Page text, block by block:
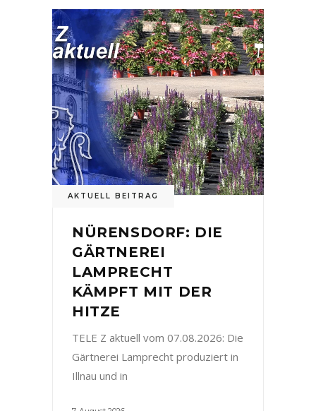
AKTUELL BEITRAG
NÜRENSDORF: DIE
GÄRTNEREI
LAMPRECHT
KÄMPFT MIT DER
HITZE
TELE Z aktuell vom 07.08.2026: Die
Gärtnerei Lamprecht produziert in
Illnau und in